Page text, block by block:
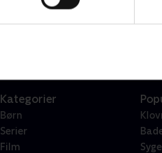
Star Wars: Visions
Kategorier
Børn
Serier
Film